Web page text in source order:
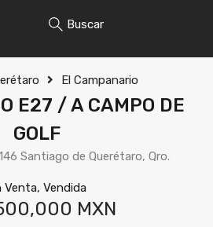
Buscar
El Campanario
E27 / A CAMPO DE
GOLF
Santiago de Querétaro, Qro.
Venta, Vendida
MXN